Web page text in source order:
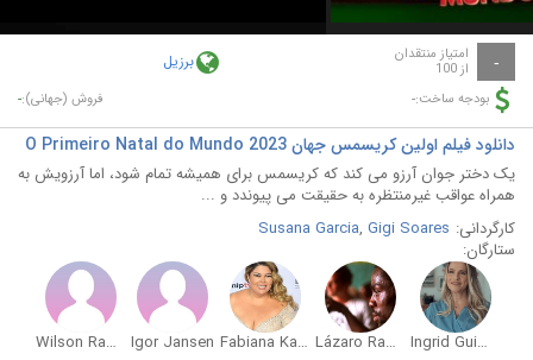
Video
- امتیاز منتقدان
از 100 برزیل
بودجه ساخت:- فروش (جهانی):-
دانلود فیلم اولین کریسمس جهان O Primeiro Natal do Mundo 2023
یک دختر جوان آرزو می کند که کریسمس برای همیشه تمام شود، اما آرزویش به
همراه عواقب غیرمنتظره به حقیقت می پیوندد و ...
کارگردانی:
Susana Garcia, Gigi Soares
ستارگان:
Ingrid Guimarães
Lázaro Ramos
Fabiana Karla
Igor Jansen
Wilson Rabelo